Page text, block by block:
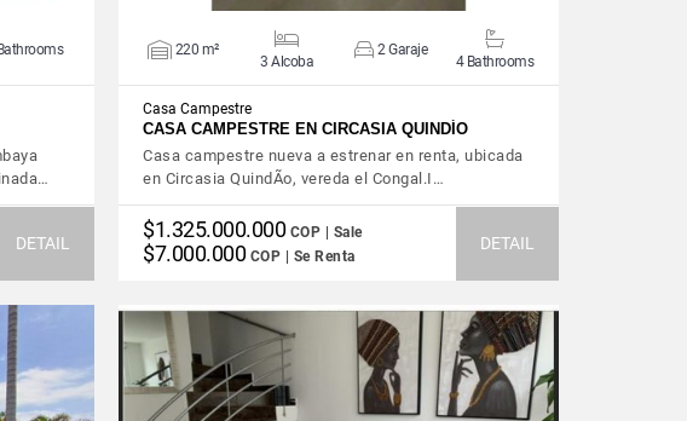
DETAIL
220 m²
3 Alcoba
2 Garaje
4 Bathrooms
Casa Campestre
CASA CAMPESTRE EN CIRCASIA QUINDÍO
Casa campestre nueva a estrenar en renta, ubicada
en Circasia QuindÃ­o, vereda el Congal.I…
$1.325.000.000 COP | Sale
$7.000.000 COP | Se Renta
DETAIL